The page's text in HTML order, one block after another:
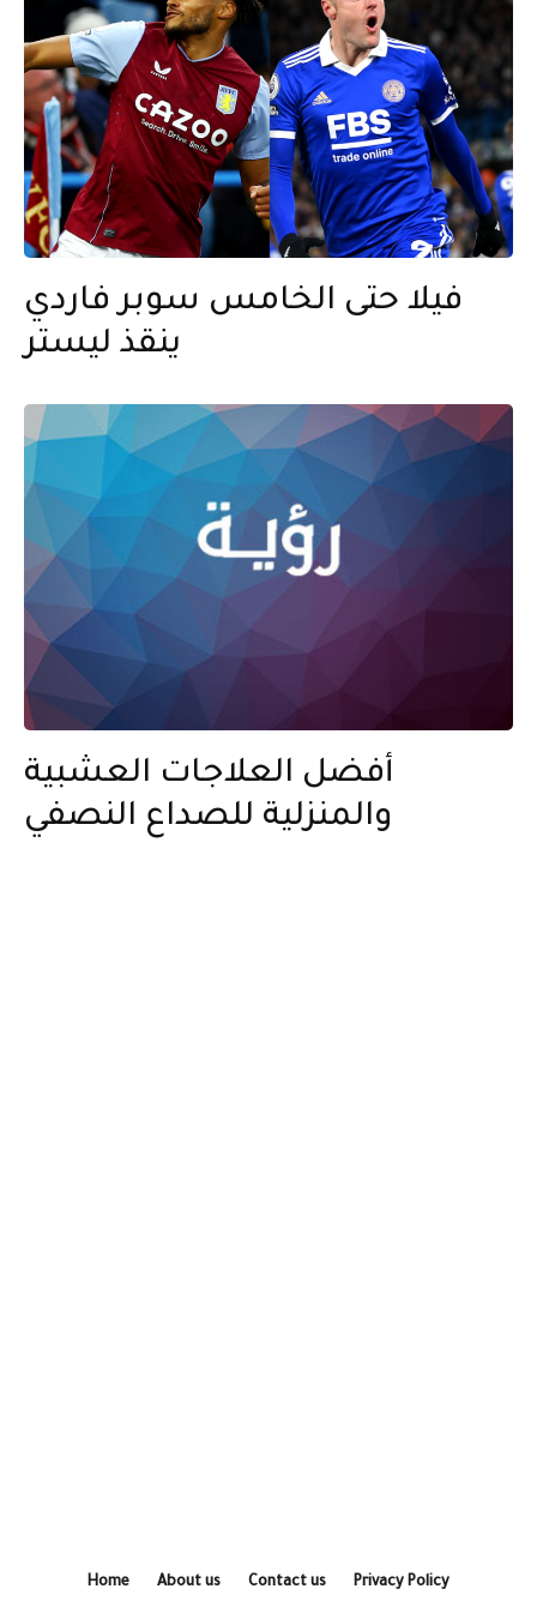
فيلا حتى الخامس سوبر فاردي
ينقذ ليستر
أفضل العلاجات العشبية
والمنزلية للصداع النصفي
Home About us Contact us Privacy Policy